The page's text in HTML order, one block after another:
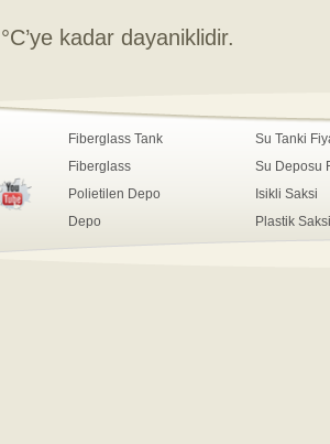
kadar dayaniklidir.
Fiberglass Tank
Su Tanki
Fiberglass
Su Deposu
Polietilen Depo
Isikli Saksi
Depo
Plastik Saksi